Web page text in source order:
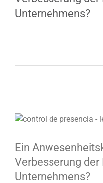
Unternehmens?
View
Image
Ein
Verbesserung
Unternehmens?